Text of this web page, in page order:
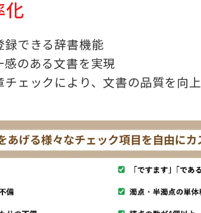
化
録できる辞書機能
のある文書を実現
ェックにより、文書の品質を向上